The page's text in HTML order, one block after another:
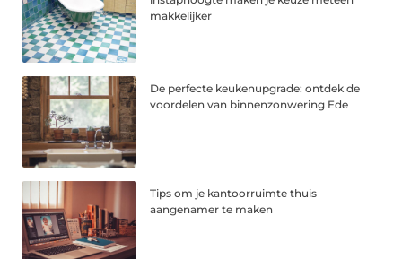
makkelijker
De perfecte keukenupgrade: ontdek de
voordelen van binnenzonwering Ede
Tips om je kantoorruimte thuis
aangenamer te maken